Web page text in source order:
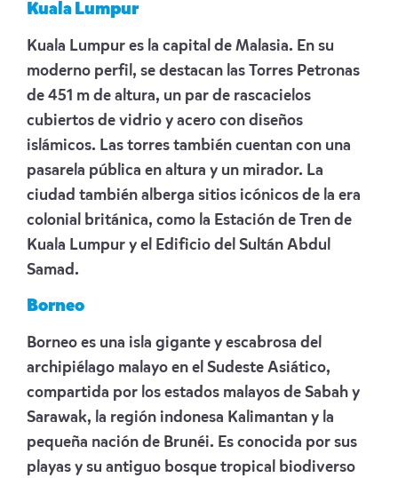
Kuala Lumpur
Kuala Lumpur es la capital de Malasia. En su
moderno perfil, se destacan las Torres Petronas
de 451 m de altura, un par de rascacielos
cubiertos de vidrio y acero con diseños
islámicos. Las torres también cuentan con una
pasarela pública en altura y un mirador. La
ciudad también alberga sitios icónicos de la era
colonial británica, como la Estación de Tren de
Kuala Lumpur y el Edificio del Sultán Abdul
Samad.
Borneo
Borneo es una isla gigante y escabrosa del
archipiélago malayo en el Sudeste Asiático,
compartida por los estados malayos de Sabah y
Sarawak, la región indonesa Kalimantan y la
pequeña nación de Brunéi. Es conocida por sus
playas y su antiguo bosque tropical biodiverso